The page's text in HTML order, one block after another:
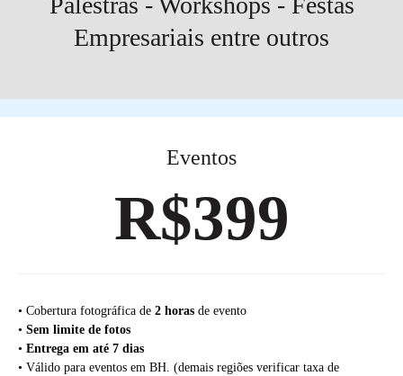
Empresariais entre outros
Eventos
R$399
• Cobertura fotográfica de 2 horas de evento
• Sem limite de fotos
• Entrega em até 7 dias
• Válido para eventos em BH. (demais regiões verificar taxa de